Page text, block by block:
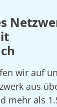
wir auf
aus
mehr als